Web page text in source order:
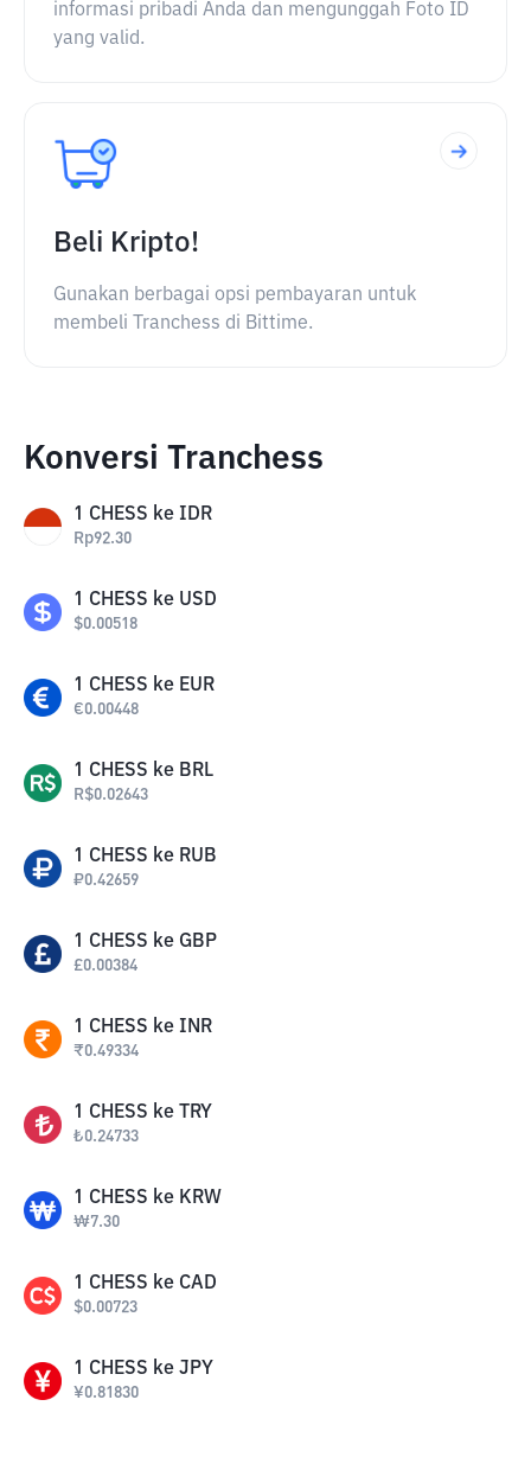
informasi pribadi Anda dan mengunggah Foto ID
yang valid.
Beli Kripto!
Gunakan berbagai opsi pembayaran untuk
membeli Tranchess di Bittime.
Konversi Tranchess
1 CHESS ke IDR
Rp92.30
1 CHESS ke USD
$0.00518
1 CHESS ke EUR
€0.00448
1 CHESS ke BRL
R$0.02643
1 CHESS ke RUB
₽0.42659
1 CHESS ke GBP
£0.00384
1 CHESS ke INR
₹0.49334
1 CHESS ke TRY
₺0.24733
1 CHESS ke KRW
₩7.30
1 CHESS ke CAD
$0.00723
1 CHESS ke JPY
¥0.81830